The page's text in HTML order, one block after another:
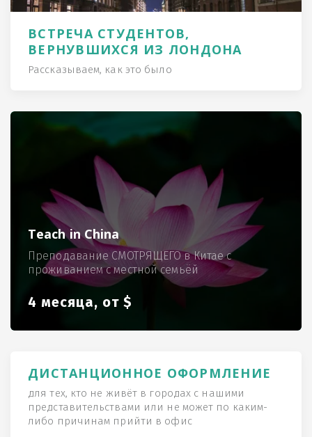
ВСТРЕЧА СТУДЕНТОВ,
ВЕРНУВШИХСЯ ИЗ ЛОНДОНА
Рассказываем, как это было
Teach in China
Преподавание СМОТРЯЩЕГО в Китае с
проживанием с местной семьёй
4 месяца, от $
ДИСТАНЦИОННОЕ ОФОРМЛЕНИЕ
для тех, кто не живёт в городах с нашими
представительствами или не может по каким-
либо причинам прийти в офис